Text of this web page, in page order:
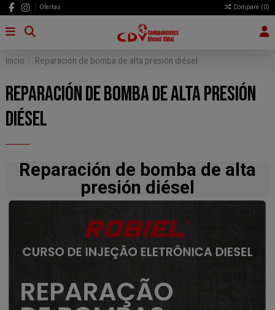
Ofertas Compare (0)
Inicio Reparación de bomba de alta presión diésel
REPARACIÓN DE BOMBA DE ALTA PRESIÓN
DIÉSEL
Reparación de bomba de alta
presión diésel